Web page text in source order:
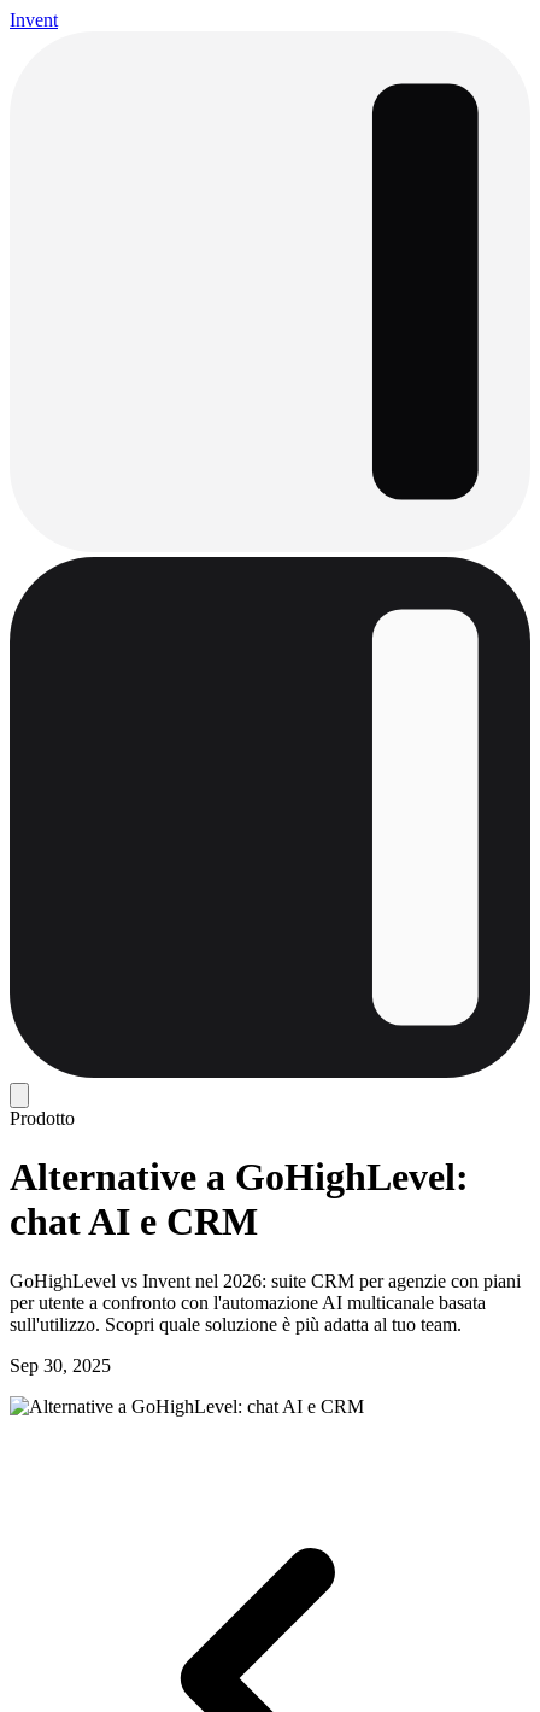
Invent
Prodotto
Alternative a GoHighLevel:
chat AI e CRM
GoHighLevel vs Invent nel 2026: suite CRM per agenzie con piani
per utente a confronto con l'automazione AI multicanale basata
sull'utilizzo. Scopri quale soluzione è più adatta al tuo team.
Sep 30, 2025